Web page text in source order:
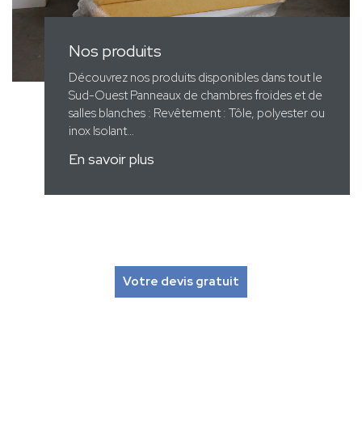
Nos produits
Découvrez nos produits disponibles dans tout le
Sud-Ouest Panneaux de chambres froides et de
salles blanches : Revêtement : Tôle, polyester ou
inox Isolant…
En savoir plus
Votre devis gratuit